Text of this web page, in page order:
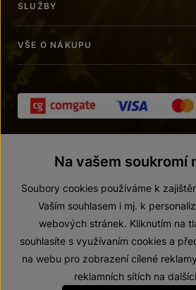
SLUŽBY
VŠE O NÁKUPU
© 2026 ZNOVÍN
Prohlášení o
Na vašem soukromí
Soubory cookies používáme k
Vaším souhlasem i mj. k
webových stránek. Kliknutím na
souhlasíte s využívaním cookies a
na webu pro zobrazení cílené
reklamních sítích na